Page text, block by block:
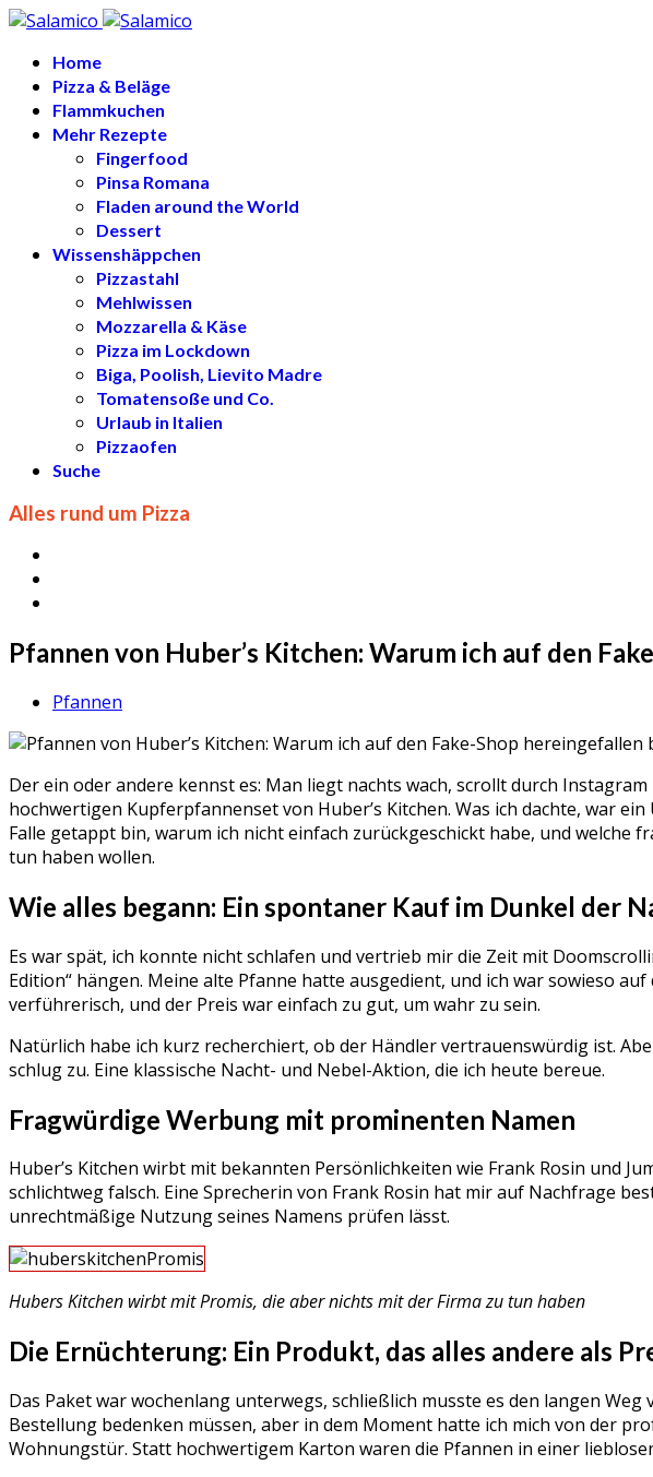
Home
Pizza & Beläge
Flammkuchen
Mehr Rezepte
Fingerfood
Pinsa Romana
Fladen around the World
Dessert
Wissenshäppchen
Pizzastahl
Mehlwissen
Mozzarella & Käse
Pizza im Lockdown
Biga, Poolish, Lievito Madre
Tomatensoße und Co.
Urlaub in Italien
Pizzaofen
Suche
Alles rund um Pizza
Pfannen von Huber’s Kitchen: Warum ich auf den
Pfannen
Der ein oder andere kennst es: Man liegt nachts wach, scrollt durch
hochwertigen Kupferpfannenset von Huber’s Kitchen. Was ich dachte, war
Falle getappt bin, warum ich nicht einfach zurückgeschickt habe, und
tun haben wollen.
Wie alles begann: Ein spontaner Kauf im Dunkel der
Es war spät, ich konnte nicht schlafen und vertrieb mir die Zeit mit
Edition“ hängen. Meine alte Pfanne hatte ausgedient, und ich war sowieso
verführerisch, und der Preis war einfach zu gut, um wahr zu sein.
Natürlich habe ich kurz recherchiert, ob der Händler vertrauenswürdig ist.
schlug zu. Eine klassische Nacht- und Nebel-Aktion, die ich heute bereue.
Fragwürdige Werbung mit prominenten Namen
Huber’s Kitchen wirbt mit bekannten Persönlichkeiten wie Frank Rosin und
schlichtweg falsch. Eine Sprecherin von Frank Rosin hat mir auf Nachfrage
unrechtmäßige Nutzung seines Namens prüfen lässt.
Hubers Kitchen wirbt mit Promis, die aber nichts mit der Firma zu tun haben
Die Ernüchterung: Ein Produkt, das alles andere als
Das Paket war wochenlang unterwegs, schließlich musste es den langen
Bestellung bedenken müssen, aber in dem Moment hatte ich mich von der
Wohnungstür. Statt hochwertigem Karton waren die Pfannen in einer